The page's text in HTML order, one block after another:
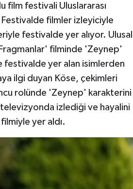
film festivali Uluslararası
filmler izleyiciyle
festivalde yer alıyor. Ulusal
filminde 'Zeynep'
festivalde yer alan isimlerden
ilgi duyan Köse, çekimleri
rolünde 'Zeynep' karakterini
izlediği ve hayalini
yer aldı.